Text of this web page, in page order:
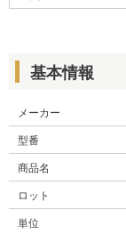
基本情報
メーカー
型番
商品名
ロット
単位